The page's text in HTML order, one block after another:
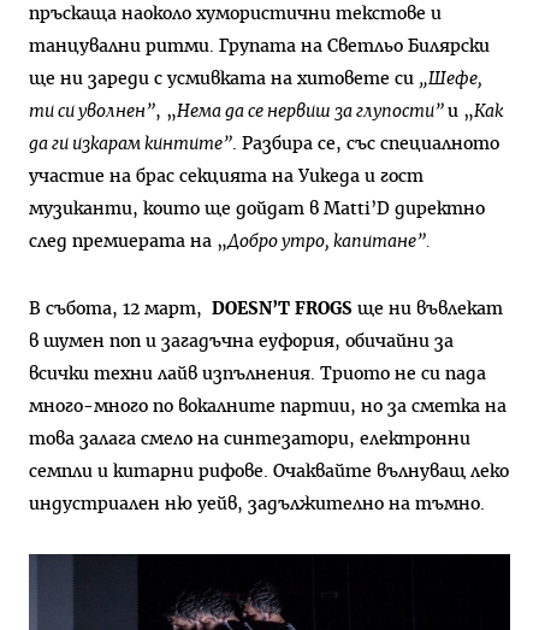
пръскаща наоколо хумористични текстове и
танцувални ритми. Групата на Светльо Билярски
ще ни зареди с усмивката на хитовете си „Шефе,
ти си уволнен”, „Нема да се нервиш за глупости” и „Как
да ги изкарам кинтите” . Разбира се, със специалното
участие на брас секцията на Уикеда и гост
музиканти, които ще дойдат в Matti’D директно
след премиерата на „Добро утро, капитане”.
В събота, 12 март, DOESN’T FROGS ще ни въвлекат
в шумен поп и загадъчна еуфория, обичайни за
всички техни лайв изпълнения. Триото не си пада
много-много по вокалните партии, но за сметка на
това залага смело на синтезатори, електронни
семпли и китарни рифове. Очаквайте вълнуващ леко
индустриален ню уейв, задължително на тъмно.